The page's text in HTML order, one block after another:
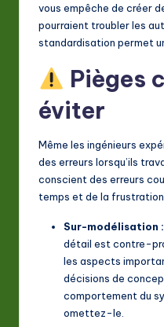
vous empêche de créer
pourraient troubler les
standardisation permet
Pièges
éviter
Même les ingénieurs
des erreurs lorsqu’ils
conscient des erreurs
temps et de la frustration.
Sur-modélisation :
détail est contre-
les aspects
décisions de
comportement du
omettez-le.